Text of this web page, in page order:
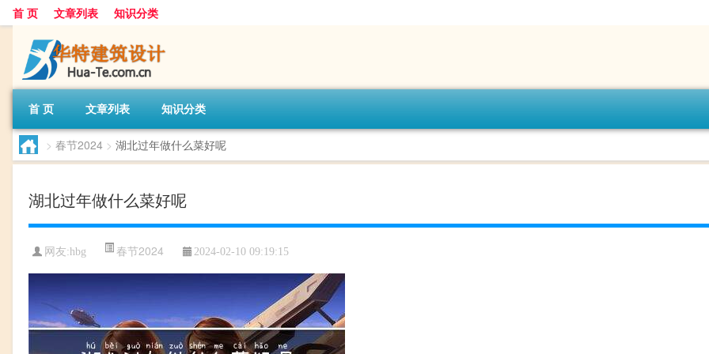
首 页 文章列表 知识分类
首 页 文章列表 知识分类
> 春节2024 > 湖北过年做什么菜好呢
湖北过年做什么菜好呢
网友:hbg 春节2024 2024-02-10 09:19:15